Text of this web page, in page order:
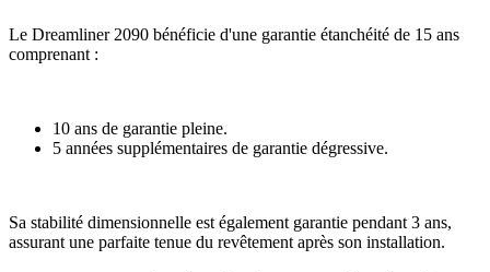
Le Dreamliner 2090 bénéficie d'une garantie étanchéité de 15 ans
comprenant :
10 ans de garantie pleine.
5 années supplémentaires de garantie dégressive.
Sa stabilité dimensionnelle est également garantie pendant 3 ans,
assurant une parfaite tenue du revêtement après son installation.